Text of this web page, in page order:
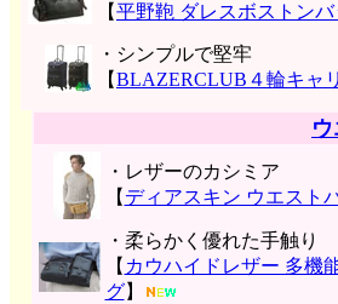
【平野鞄 ダレスボストン
・シンプルで堅牢
【BLAZERCLUB４輪キャ
・レザーのカシミア
【 ディアスキン ウエスト
・柔らかく優れた手触り
【 カウハイドレザー 多機
グ】